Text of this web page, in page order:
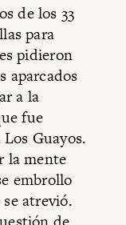
de los 33
para
pidieron
aparcados
a la
fue
Guayos.
la mente
embrollo
atrevió.